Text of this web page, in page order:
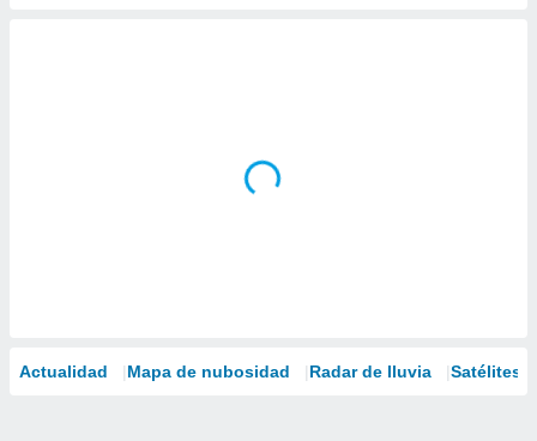
Actualidad Mapa de nubosidad Radar de lluvia Satélites